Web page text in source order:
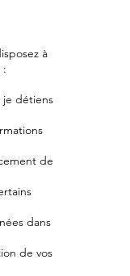
à
:
je détiens
de
dans
de vos